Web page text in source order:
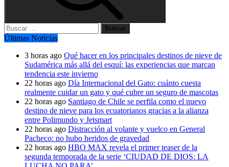
Buscar:
Últimas Noticias
3 horas ago Qué hacer en los principales destinos de nieve de
Sudamérica más allá del esquí: las experiencias que marcan
tendencia este invierno
22 horas ago Día Internacional del Gato: cuánto cuesta
realmente cuidar un gato y qué cubre un seguro de mascotas
22 horas ago Santiago de Chile se perfila como el nuevo
destino de nieve para los ecuatorianos gracias a la alianza
entre Polimundo y Jetsmart
22 horas ago Distracción al volante y vuelco en General
Pacheco: no hubo heridos de gravedad
22 horas ago HBO MAX revela el primer teaser de la
segunda temporada de la serie ‘CIUDAD DE DIOS: LA